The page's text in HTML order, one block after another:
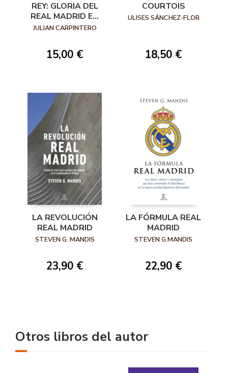
REY: GLORIA DEL
REAL MADRID EN
LA CHAMPIONS
JULIAN CARPINTERO
15,00 €
COURTOIS
ULISES SÁNCHEZ-FLOR
18,50 €
LA REVOLUCIÓN
REAL MADRID
STEVEN G. MANDIS
23,90 €
LA FÓRMULA REAL
MADRID
STEVEN G.MANDIS
22,90 €
Otros libros del autor